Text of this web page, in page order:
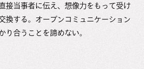
接当事者に伝え、想像力をもって受け
換する。オープンコミュニケーション
り合うことを諦めない。